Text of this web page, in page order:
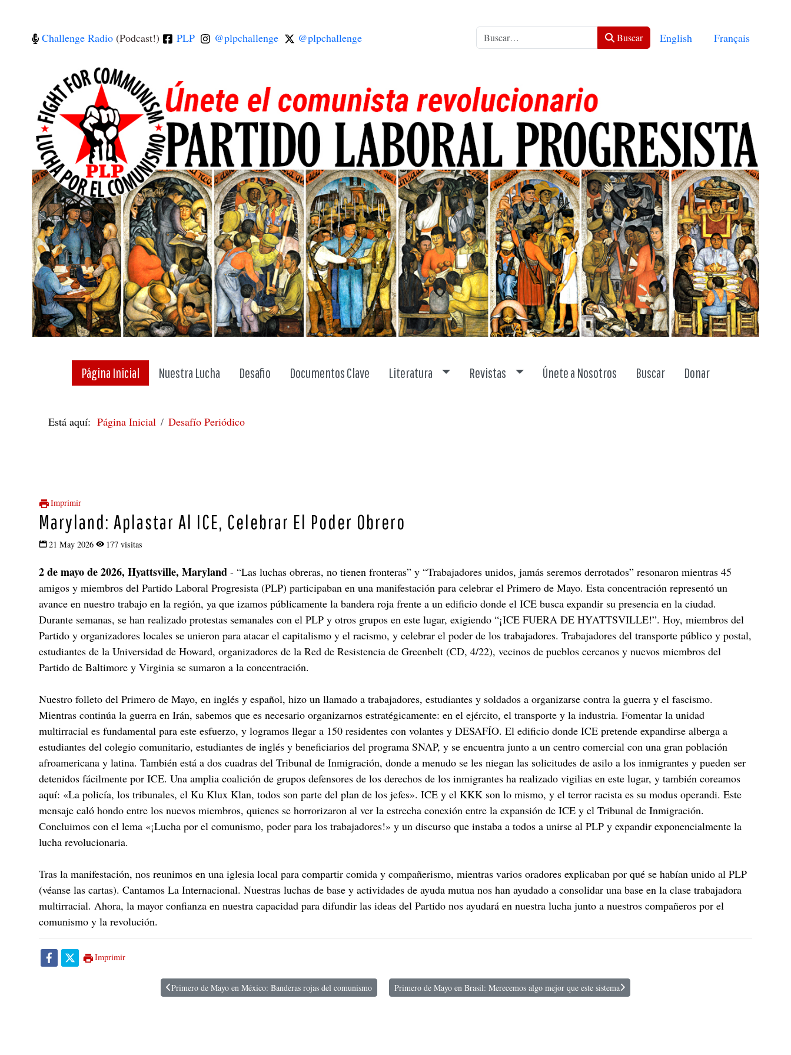
Challenge Radio (Podcast!) PLP @plpchallenge @plpchallenge Buscar Buscar Seleccione su idioma
English Français
Página Inicial Nuestra Lucha Desafio Documentos Clave Literatura Toggle dropdown
Revistas Toggle dropdown
Únete a Nosotros Buscar Donar
Está aquí:Página Inicial Desafío Periódico
Imprimir
Maryland: Aplastar Al ICE, Celebrar El Poder Obrero
21 May 2026 177 visitas
2 de mayo de 2026, Hyattsville, Maryland - “Las luchas obreras, no tienen fronteras” y “Trabajadores unidos, jamás seremos derrotados” resonaron mientras 45
amigos y miembros del Partido Laboral Progresista (PLP) participaban en una manifestación para celebrar el Primero de Mayo. Esta concentración representó un
avance en nuestro trabajo en la región, ya que izamos públicamente la bandera roja frente a un edificio donde el ICE busca expandir su presencia en la ciudad.
Durante semanas, se han realizado protestas semanales con el PLP y otros grupos en este lugar, exigiendo “¡ICE FUERA DE HYATTSVILLE!”. Hoy, miembros del
Partido y organizadores locales se unieron para atacar el capitalismo y el racismo, y celebrar el poder de los trabajadores. Trabajadores del transporte público y postal,
estudiantes de la Universidad de Howard, organizadores de la Red de Resistencia de Greenbelt (CD, 4/22), vecinos de pueblos cercanos y nuevos miembros del
Partido de Baltimore y Virginia se sumaron a la concentración.
Nuestro folleto del Primero de Mayo, en inglés y español, hizo un llamado a trabajadores, estudiantes y soldados a organizarse contra la guerra y el fascismo.
Mientras continúa la guerra en Irán, sabemos que es necesario organizarnos estratégicamente: en el ejército, el transporte y la industria. Fomentar la unidad
multirracial es fundamental para este esfuerzo, y logramos llegar a 150 residentes con volantes y DESAFÍO. El edificio donde ICE pretende expandirse alberga a
estudiantes del colegio comunitario, estudiantes de inglés y beneficiarios del programa SNAP, y se encuentra junto a un centro comercial con una gran población
afroamericana y latina. También está a dos cuadras del Tribunal de Inmigración, donde a menudo se les niegan las solicitudes de asilo a los inmigrantes y pueden ser
detenidos fácilmente por ICE. Una amplia coalición de grupos defensores de los derechos de los inmigrantes ha realizado vigilias en este lugar, y también coreamos
aquí: «La policía, los tribunales, el Ku Klux Klan, todos son parte del plan de los jefes». ICE y el KKK son lo mismo, y el terror racista es su modus operandi. Este
mensaje caló hondo entre los nuevos miembros, quienes se horrorizaron al ver la estrecha conexión entre la expansión de ICE y el Tribunal de Inmigración.
Concluimos con el lema «¡Lucha por el comunismo, poder para los trabajadores!» y un discurso que instaba a todos a unirse al PLP y expandir exponencialmente la
lucha revolucionaria.
Tras la manifestación, nos reunimos en una iglesia local para compartir comida y compañerismo, mientras varios oradores explicaban por qué se habían unido al PLP
(véanse las cartas). Cantamos La Internacional. Nuestras luchas de base y actividades de ayuda mutua nos han ayudado a consolidar una base en la clase trabajadora
multirracial. Ahora, la mayor confianza en nuestra capacidad para difundir las ideas del Partido nos ayudará en nuestra lucha junto a nuestros compañeros por el
comunismo y la revolución.
Imprimir
Artículo anterior: Primero de Mayo en México: Banderas rojas del comunismo
Primero de Mayo en México: Banderas rojas del comunismo Artículo siguiente: Primero de Mayo en Brasil: Merecemos algo mejor que este sistema
Primero de Mayo en Brasil: Merecemos algo mejor que este sistema